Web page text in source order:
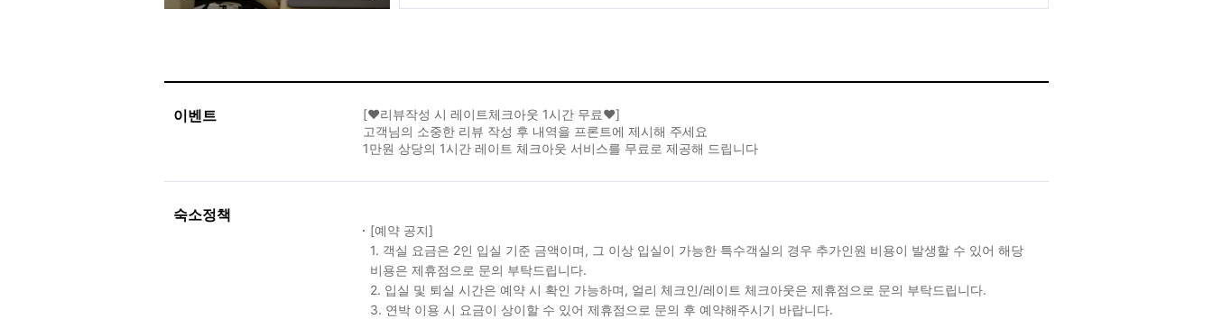
이벤트
[❤️리뷰작성 시 레이트체크아웃 1시간 무료❤️]
고객님의 소중한 리뷰 작성 후 내역을 프론트에 제시해 주세요
1만원 상당의 1시간 레이트 체크아웃 서비스를 무료로 제공해 드립니다
숙소정책
[예약 공지]
1. 객실 요금은 2인 입실 기준 금액이며, 그 이상 입실이 가능한 특수객실의 경우 추가인원 비용이 발생할 수 있어 해당
비용은 제휴점으로 문의 부탁드립니다.
2. 입실 및 퇴실 시간은 예약 시 확인 가능하며, 얼리 체크인/레이트 체크아웃은 제휴점으로 문의 부탁드립니다.
3. 연박 이용 시 요금이 상이할 수 있어 제휴점으로 문의 후 예약해주시기 바랍니다.